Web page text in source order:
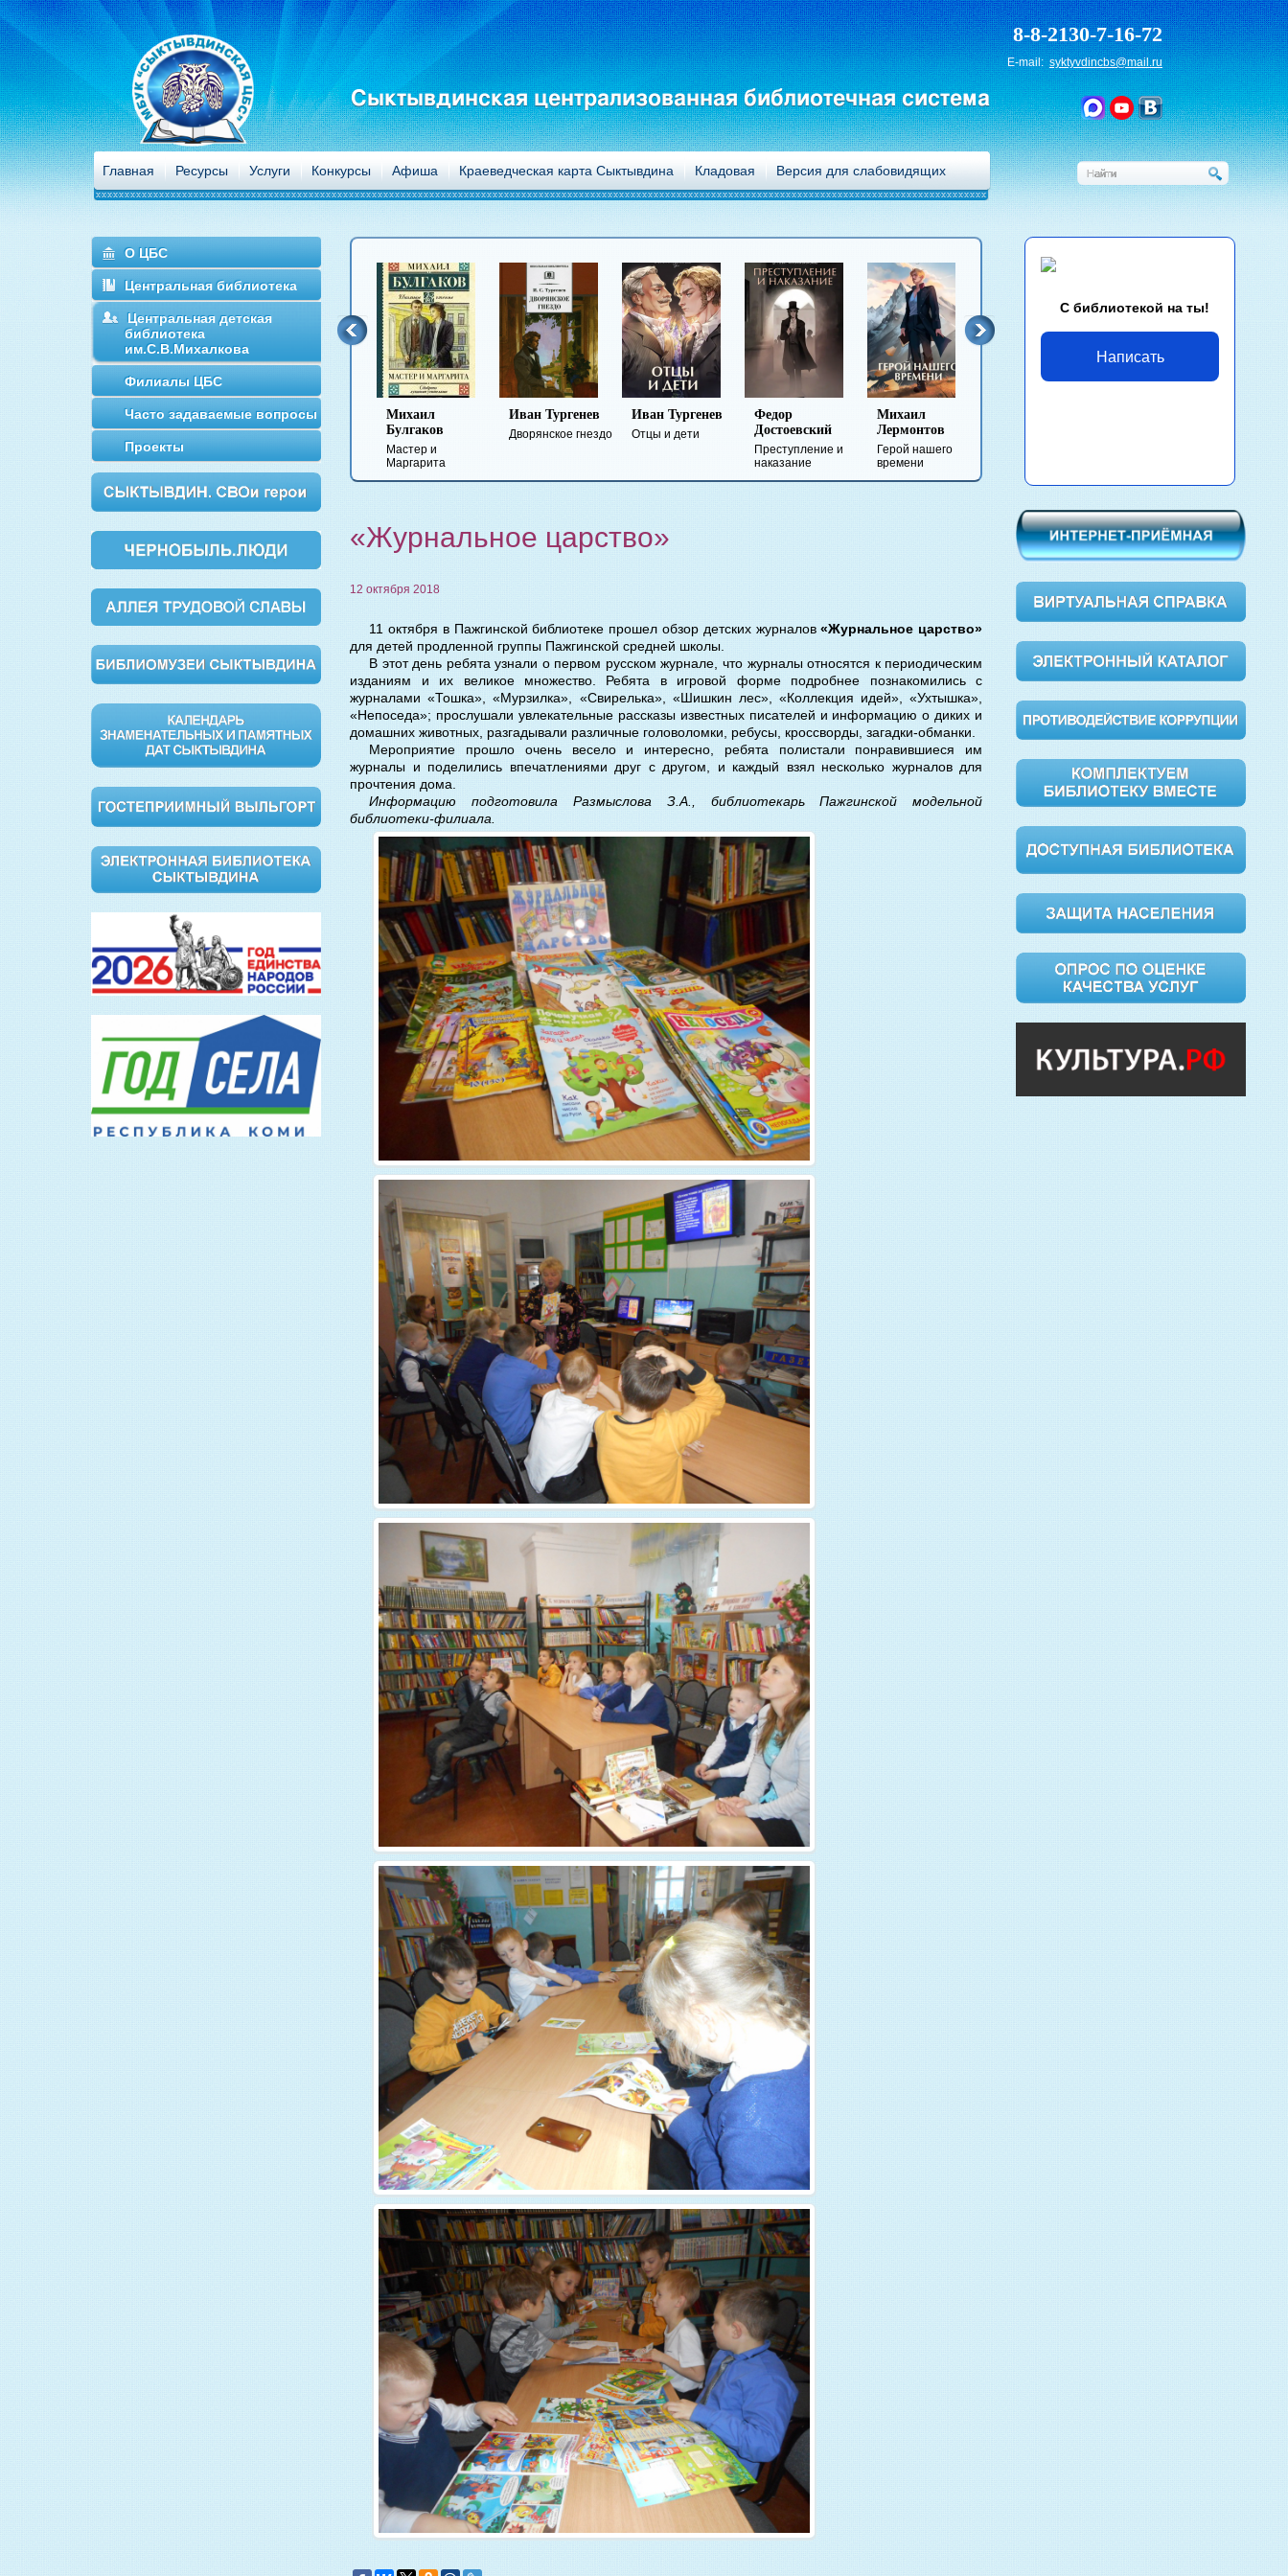
Сыктывдинская централизованная библиотечная система
8-8-2130-7-16-72
E-mail:syktyvdincbs@mail.ru
Главная Ресурсы Услуги Конкурсы Афиша Краеведческая карта Сыктывдина Кладовая Версия для слабовидящих
О ЦБС
Центральная библиотека
Центральная детская
библиотека
им.С.В.Михалкова
Филиалы ЦБС
Часто задаваемые вопросы
Проекты
Вишневый сад
Иван Гончаров
Обломов
Михаил
Булгаков
Маргарита
Иван Тургенев
Дворянское гнездо
Иван Тургенев
Отцы и дети
Федор
Достоевский
Михаил
Лермонтов
Герой нашего
времени
Лев Толстой
Анна Каренина
«Журнальное царство»
12 октября 2018
11 октября в Пажгинской библиотеке прошел обзор детских журналов«Журнальное царство»
для детей продленной группы Пажгинской средней школы.
В этот день ребята узнали о первом русском журнале, что журналы относятся к периодическим
изданиям и их великое множество. Ребята в игровой форме подробнее познакомились с
журналами «Тошка», «Мурзилка», «Свирелька», «Шишкин лес», «Коллекция идей», «Ухтышка»,
«Непоседа»; прослушали увлекательные рассказы известных писателей и информацию о диких и
домашних животных, разгадывали различные головоломки, ребусы, кроссворды, загадки-обманки.
Мероприятие прошло очень весело и интересно, ребята полистали понравившиеся им
журналы и поделились впечатлениями друг с другом, и каждый взял несколько журналов для
прочтения дома.
Информацию подготовила Размыслова З.А., библиотекарь Пажгинской модельной
библиотеки-филиала.
С библиотекой на ты!
Написать